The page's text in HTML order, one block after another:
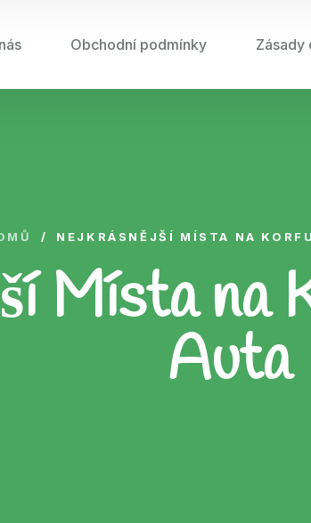
Obchodní podmínky Zásady
/ NEJKRÁSNĚJŠÍ MÍSTA NA
Místa na
Auta